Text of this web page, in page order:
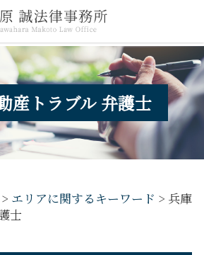
産トラブル 弁護士
> エリアに関するキーワード > 兵庫
士